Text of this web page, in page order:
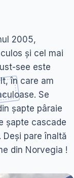
2005,
și cel mai
see este
în care am
Se
șapte pâraie
șapte cascade
pare înaltă
din Norvegia !